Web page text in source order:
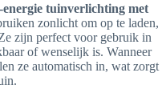
energie tuinverlichting met
zonlicht om op te laden,
zijn perfect voor gebruik in
of wenselijk is. Wanneer
ze automatisch in, wat zorgt